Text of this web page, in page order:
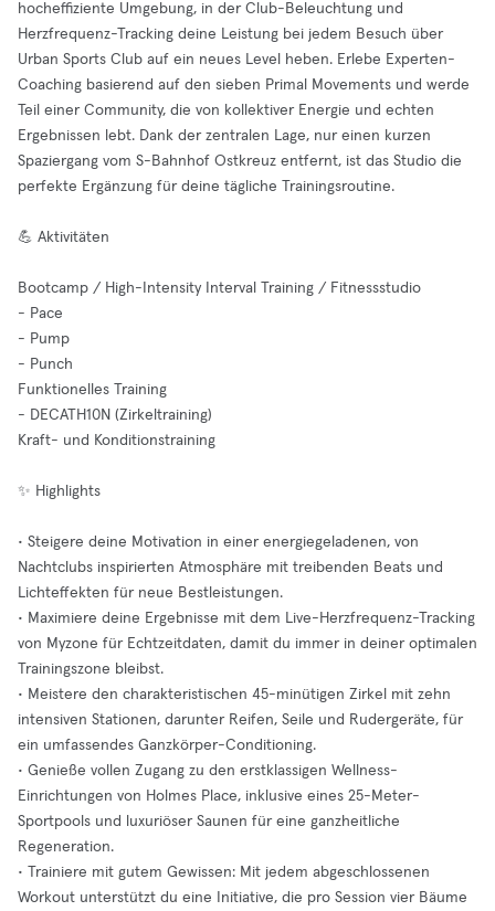
hocheffiziente Umgebung, in der Club-Beleuchtung und
Herzfrequenz-Tracking deine Leistung bei jedem Besuch über
Urban Sports Club auf ein neues Level heben. Erlebe Experten-
Coaching basierend auf den sieben Primal Movements und werde
Teil einer Community, die von kollektiver Energie und echten
Ergebnissen lebt. Dank der zentralen Lage, nur einen kurzen
Spaziergang vom S-Bahnhof Ostkreuz entfernt, ist das Studio die
perfekte Ergänzung für deine tägliche Trainingsroutine.
💪 Aktivitäten
Bootcamp / High-Intensity Interval Training / Fitnessstudio
- Pace
- Pump
- Punch
Funktionelles Training
- DECATH10N (Zirkeltraining)
Kraft- und Konditionstraining
✨ Highlights
• Steigere deine Motivation in einer energiegeladenen, von
Nachtclubs inspirierten Atmosphäre mit treibenden Beats und
Lichteffekten für neue Bestleistungen.
• Maximiere deine Ergebnisse mit dem Live-Herzfrequenz-Tracking
von Myzone für Echtzeitdaten, damit du immer in deiner optimalen
Trainingszone bleibst.
• Meistere den charakteristischen 45-minütigen Zirkel mit zehn
intensiven Stationen, darunter Reifen, Seile und Rudergeräte, für
ein umfassendes Ganzkörper-Conditioning.
• Genieße vollen Zugang zu den erstklassigen Wellness-
Einrichtungen von Holmes Place, inklusive eines 25-Meter-
Sportpools und luxuriöser Saunen für eine ganzheitliche
Regeneration.
• Trainiere mit gutem Gewissen: Mit jedem abgeschlossenen
Workout unterstützt du eine Initiative, die pro Session vier Bäume